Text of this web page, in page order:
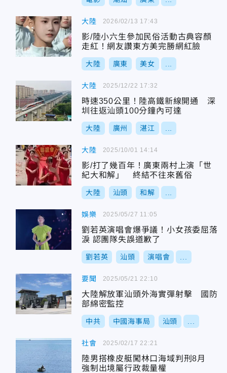
大陸
影/陸小六生參加民俗活動古典容顏
走紅！網友讚東方美完勝網紅臉
大陸 廣東 美女
2026/02/13 17:43
大陸
時速350公里！陸高鐵新線開通 深
圳往返汕頭100分鐘內可達
大陸 廣州 湛江
2025/12/22 17:32
大陸
影/打了幾百年！廣東兩村上演「世
紀大和解」 終結不往來舊俗
大陸 汕頭 和解
2025/10/01 14:14
娛樂
劉若英演唱會爆爭議！小女孩委屈落
淚 認團隊失誤道歉了
劉若英 汕頭 演唱會
2025/05/27 11:05
要聞
大陸解放軍汕頭外海實彈射擊 國防
部綿密監控
中共 中國海事局 汕頭
2025/05/21 22:10
社會
陸男搭橡皮艇闖林口海域判刑8月
強制出境屬行政裁量權
2025/02/17 22:21